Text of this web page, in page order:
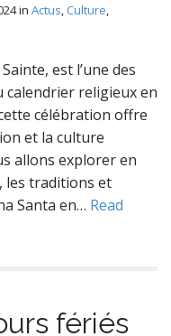
in Actus, Culture,
est l’une des
calendrier religieux en
célébration offre
et la culture
allons explorer en
les traditions et
Santa en… Read
fériés